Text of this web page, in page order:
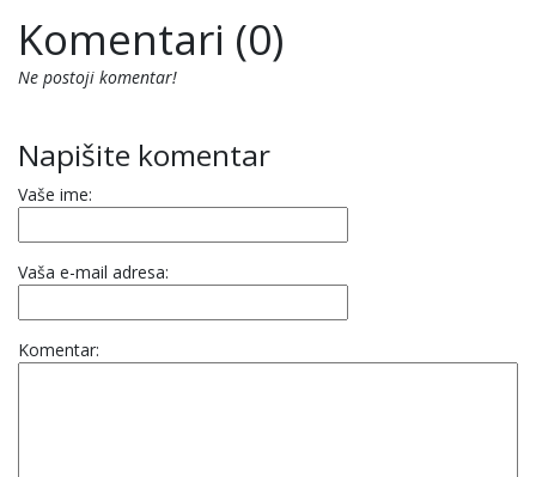
Komentari (0)
Ne postoji komentar!
Napišite komentar
Vaše ime:
Vaša e-mail adresa:
Komentar: